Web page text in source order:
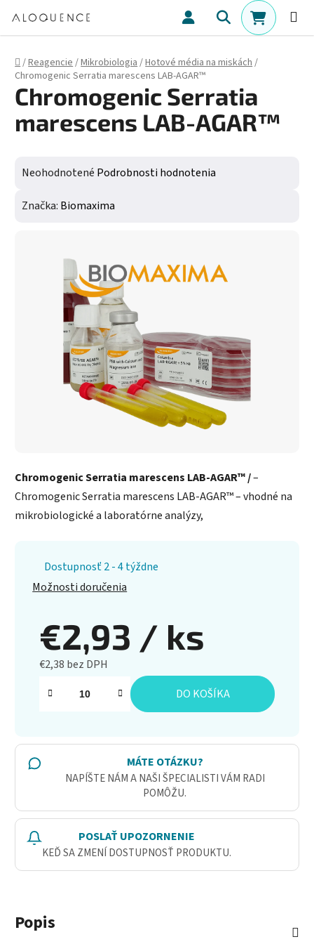
Hľadať
Domov
/Reagencie/Mikrobiologia/Hotové média na miskách/
Chromogenic Serratia marescens LAB-AGAR™
Chromogenic Serratia marescens LAB-AGAR™ /–
Chromogenic Serratia marescens LAB-AGAR™ – vhodné na
mikrobiologické a laboratórne analýzy,
Dostupnosť 2 - 4 týždne
Možnosti doručenia
€2,93 / ks
€2,38 bez DPH
Jednotková cena:
DO KOŠÍKA
MÁTE OTÁZKU?
NAPÍŠTE NÁM A NAŠI ŠPECIALISTI VÁM RADI
POMÔŽU.
POSLAŤ UPOZORNENIE
KEĎ SA ZMENÍ DOSTUPNOSŤ PRODUKTU.
Chromogenic Serratia
marescens LAB-AGAR™
Priemerné hodnotenie produktu je 0,0 z 5 hviezdičiek.
Neohodnotené Podrobnosti hodnotenia
Značka: Biomaxima
Popis